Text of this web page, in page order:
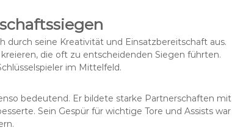
durch seine Kreativität und Einsatzbereitschaft aus.
die oft zu entscheidenden Siegen führten.
im Mittelfeld.
bedeutend. Er bildete starke Partnerschaften mit
Sein Gespür für wichtige Tore und Assists war